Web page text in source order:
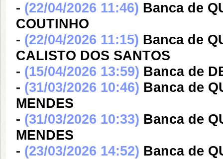
- (22/04/2026 11:46) Banca de
COUTINHO
- (22/04/2026 11:15) Banca de
CALISTO DOS SANTOS
- (15/04/2026 13:59) Banca de
- (31/03/2026 10:46) Banca de
MENDES
- (31/03/2026 10:33) Banca de
MENDES
- (23/03/2026 14:52) Banca de